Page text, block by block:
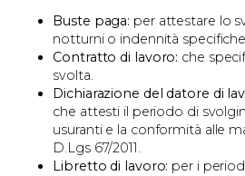
Buste paga: per attestare lo
notturni o indennità
Contratto di lavoro: che
svolta.
Dichiarazione del datore di
che attesti il periodo di
usuranti e la conformità alle
D.Lgs 67/2011.
Libretto di lavoro: per i